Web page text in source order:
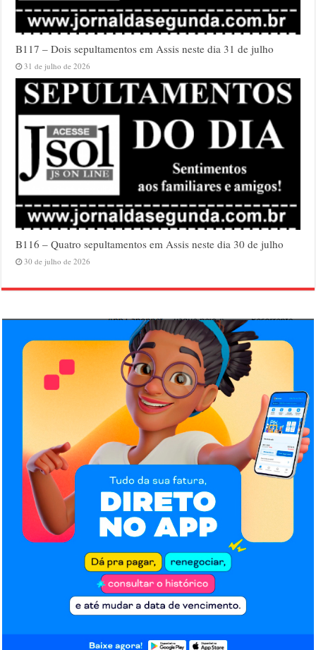
B117 – Dois sepultamentos em Assis neste dia 31 de julho
31 de julho de 2026
B116 – Quatro sepultamentos em Assis neste dia 30 de julho
30 de julho de 2026